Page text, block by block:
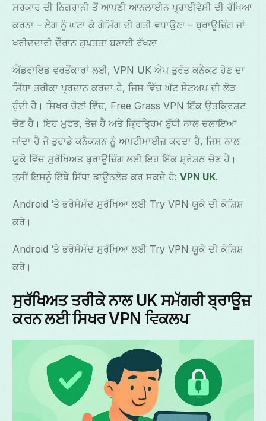
ਸਰਕਾਰ ਦੀ ਨਿਗਰਾਨੀ ਤੋਂ ਆਪਣੀ ਆਨਲਾਈਨ ਪ੍ਰਾਈਵੇਸੀ ਦੀ ਰੱਖਿਆ
ਕਰਨਾ – ਲੈਗ ਨੂੰ ਘਟਾ ਕੇ ਗੇਮਿੰਗ ਦੀ ਗਤੀ ਵਧਾਉਣਾ – ਬ੍ਰਾਊਜ਼ਿੰਗ ਜਾਂ
ਖਰੀਦਦਾਰੀ ਦੌਰਾਨ ਗੁਪਤਤਾ ਬਣਾਈ ਰੱਖਣਾ
ਐਂਡਰਾਇਡ ਵਰਤੋਂਕਾਰਾਂ ਲਈ, VPN UK ਐਪ ਤੁਰੰਤ ਕਨੈਕਟ ਹੋਣ ਦਾ
ਸਿੱਧਾ ਤਰੀਕਾ ਪ੍ਰਦਾਨ ਕਰਦਾ ਹੈ, ਜਿਸ ਵਿੱਚ ਘੱਟ ਸੈਟਅਪ ਦੀ ਲੋੜ
ਹੁੰਦੀ ਹੈ। ਸਿਖਰ ਚੋਣਾਂ ਵਿੱਚ, Free Grass VPN ਇੱਕ ਉਤਕ੍ਰਿਸ਼ਟ
ਚੋਣ ਹੈ। ਇਹ ਮੁਫਤ, ਤੇਜ਼ ਹੈ ਅਤੇ ਕ੍ਰਿਤ੍ਰਿਮ ਬੁੱਧੀ ਨਾਲ ਚਲਾਇਆ
ਜਾਂਦਾ ਹੈ ਜੋ ਤੁਹਾਡੇ ਕਨੈਕਸ਼ਨ ਨੂੰ ਅਪਟੀਮਾਈਜ਼ ਕਰਦਾ ਹੈ, ਜਿਸ ਨਾਲ
ਯੂਕੇ ਵਿੱਚ ਸੁਰੱਖਿਅਤ ਬ੍ਰਾਊਜ਼ਿੰਗ ਲਈ ਇਹ ਇੱਕ ਸ਼੍ਰੇਸ਼ਠ ਚੋਣ ਹੈ।
ਤੁਸੀਂ ਇਸਨੂੰ ਇੱਥੇ ਸਿੱਧਾ ਡਾਊਨਲੋਡ ਕਰ ਸਕਦੇ ਹੋ:VPN UK.
Android ‘ਤੇ ਭਰੋਸੇਮੰਦ ਸੁਰੱਖਿਆ ਲਈ Try VPN ਯੂਕੇ ਦੀ ਕੋਸ਼ਿਸ਼
ਕਰੋ।
Android ‘ਤੇ ਭਰੋਸੇਮੰਦ ਸੁਰੱਖਿਆ ਲਈ Try VPN ਯੂਕੇ ਦੀ ਕੋਸ਼ਿਸ਼
ਕਰੋ।
ਸੁਰੱਖਿਅਤ ਤਰੀਕੇ ਨਾਲ UK ਸਮੱਗਰੀ ਬ੍ਰਾਊਜ਼
ਕਰਨ ਲਈ ਸਿਖਰ VPN ਵਿਕਲਪ